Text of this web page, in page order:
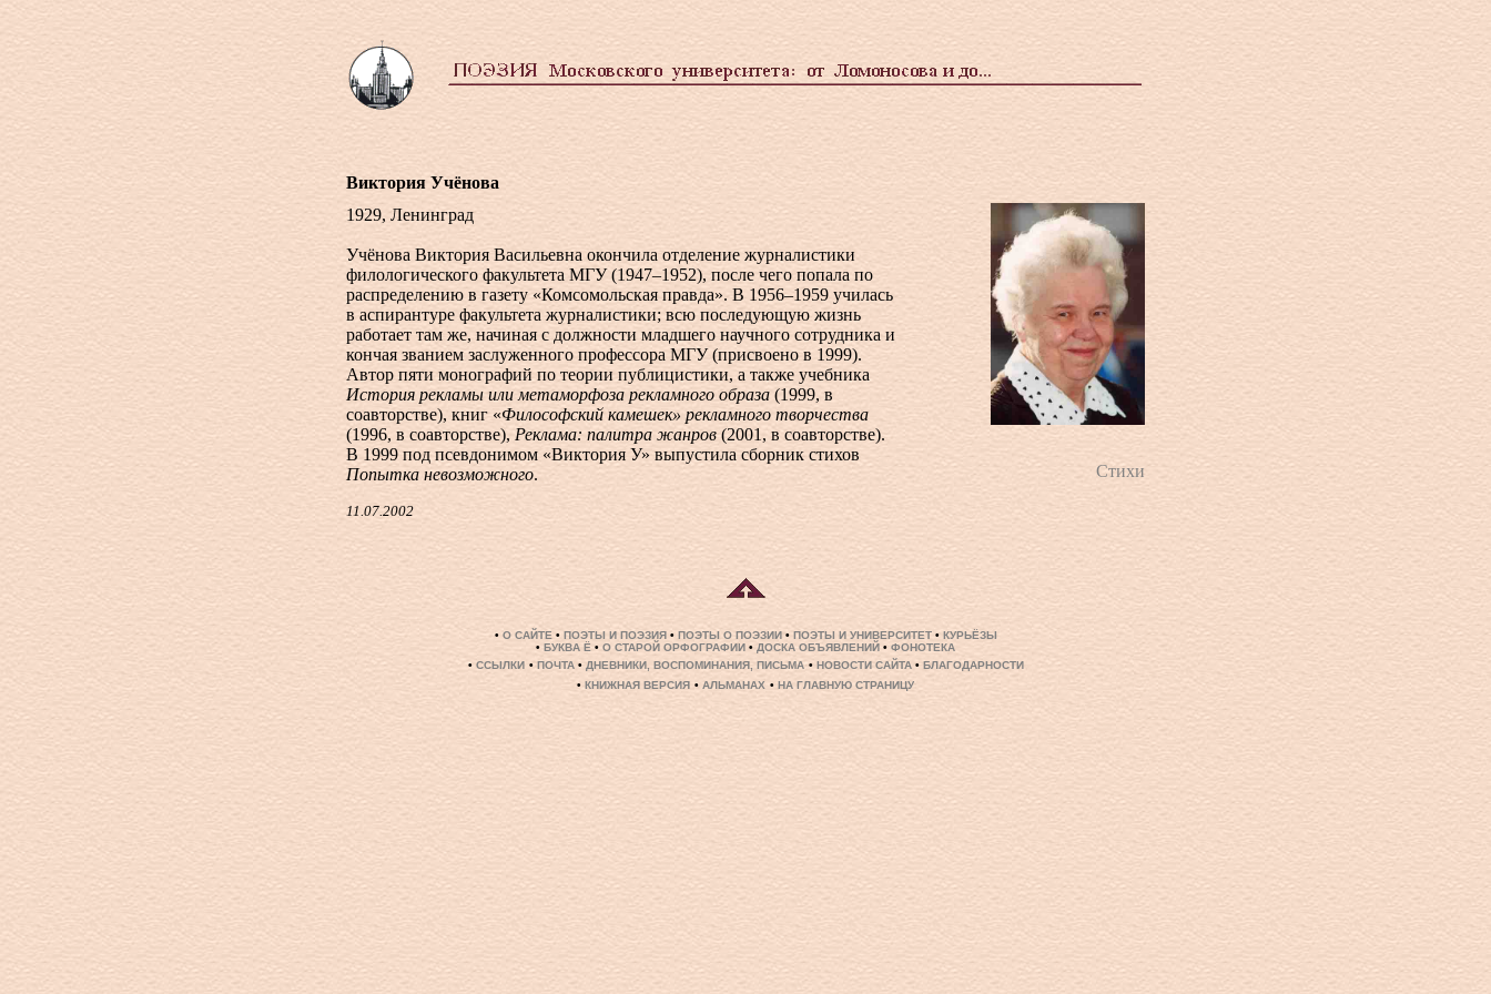
Виктория Учёнова
1929, Ленинград
Учёнова Виктория Васильевна окончила отделение журналистики
филологического факультета МГУ (1947–1952), после чего попала по
распределению в газету «Комсомольская правда». В 1956–1959 училась
в аспирантуре факультета журналистики; всю последующую жизнь
работает там же, начиная с должности младшего научного сотрудника и
кончая званием заслуженного профессора МГУ (присвоено в 1999).
Автор пяти монографий по теории публицистики, а также учебника
История рекламы или метаморфоза рекламного образа (1999, в
соавторстве), книг «Философский камешек» рекламного творчества
(1996, в соавторстве), Реклама: палитра жанров (2001, в соавторстве).
В 1999 под псевдонимом «Виктория У» выпустила сборник стихов
Попытка невозможного.
11.07.2002
Стихи